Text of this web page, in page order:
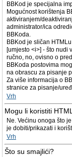
BBKod je specijalna
Mogućnost korištenja
aktiviranjem/
administrator/ica
BBKoda.
BBKod je sličan
[umjesto <i>] - što nudi
ručno, no, ovisno o
BBKoda postovima
na obrascu za pisanje
Za više informacija o
stranice za pisanje/
Vrh
Mogu li koristiti
Ne. Većinu onoga što
je dobiti/prikazati i
Vrh
Što su smajlići?